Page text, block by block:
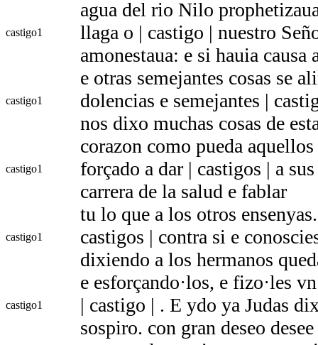
castigo1
agua del rio Nilo
llaga o | castigo | nuestro
amonestaua: e si hauia causa
castigo1
e otras semejantes cosas se
dolencias e semejantes |
nos dixo muchas cosas de
castigo1
corazon como pueda
forçado a dar | castigos | a
carrera de la salud e fablar
castigo1
tu lo que a los otros
castigos | contra si e
dixiendo a los hermanos
castigo1
e esforçando·los, e fizo·les
| castigo | . E ydo ya Judas
sospiro. con gran deseo desee